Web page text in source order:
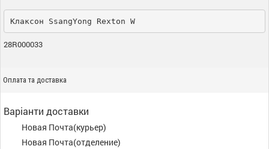
Клаксон SsangYong Rexton W
28R000033
Оплата та доставка
Варіанти доставки
Новая Почта(курьер)
Новая Почта(отделение)